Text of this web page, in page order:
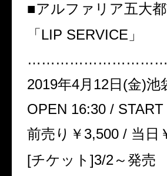
■アルファリア五大
「LIP SERVICE」
2019年4月12日(金)池
OPEN 16:30 /
前売り￥3,500 / 当日
[チケット]3/2～発売